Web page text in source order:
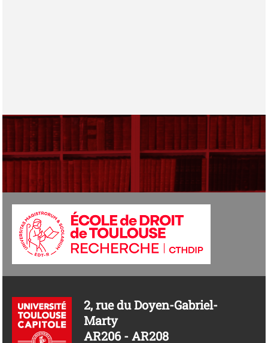
2, rue du Doyen-Gabriel-
Marty
AR206 - AR208